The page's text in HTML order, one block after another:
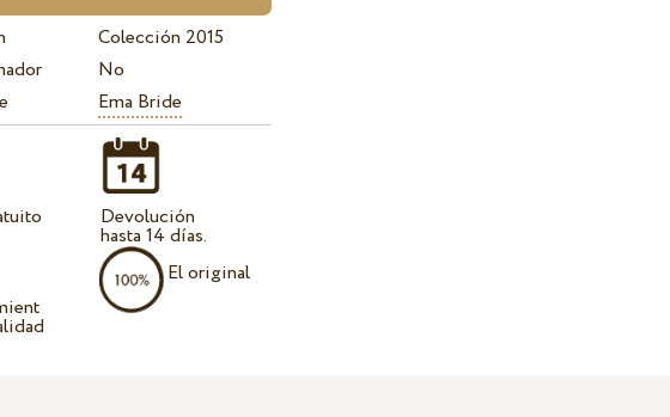
Colección 2015
No
Ema Bride
Devolución
hasta 14 días.
El original